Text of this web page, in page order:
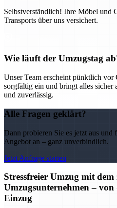
Selbstverständlich! Ihre Möbel und
Transports über uns versichert.
Wie läuft der Umzugstag
Unser Team erscheint pünktlich vor
sorgfältig ein und bringt alles sicher
und zuverlässig.
Alle Fragen geklärt?
Dann probieren Sie es jetzt aus
Angebot an – ganz unverbindlich.
Jetzt Anfrage starten
Stressfreier Umzug mit
Umzugsunternehmen –
Einzug